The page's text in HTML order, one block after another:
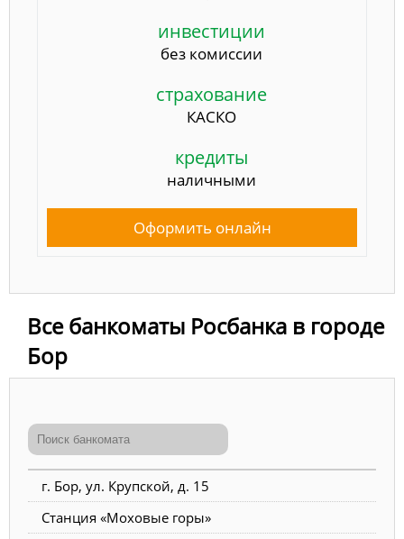
инвестиции
без комиссии
страхование
КАСКО
кредиты
наличными
Оформить онлайн
Все банкоматы Росбанка в городе
Бор
г. Бор, ул. Крупской, д. 15
Станция «Моховые горы»